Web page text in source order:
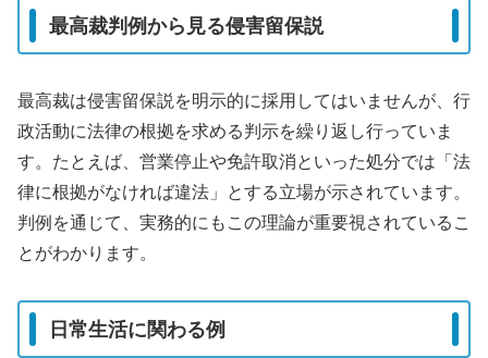
最高裁判例から見る侵害留保説
最高裁は侵害留保説を明示的に採用してはいませんが、行
政活動に法律の根拠を求める判示を繰り返し行っていま
す。たとえば、営業停止や免許取消といった処分では「法
律に根拠がなければ違法」とする立場が示されています。
判例を通じて、実務的にもこの理論が重要視されているこ
とがわかります。
日常生活に関わる例